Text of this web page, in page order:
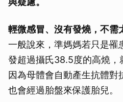
輕微感冒、沒有發燒，不需
一般說來，準媽媽若只是罹
發超過攝氏38.5度的高燒，
因為母體會自動產生抗體對
也會經過胎盤來保護胎兒。